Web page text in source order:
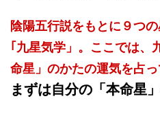
陰陽五行説をもとに９つ
｢九星気学」。ここでは、
命星」のかたの運気を占っ
まずは自分の「本命星